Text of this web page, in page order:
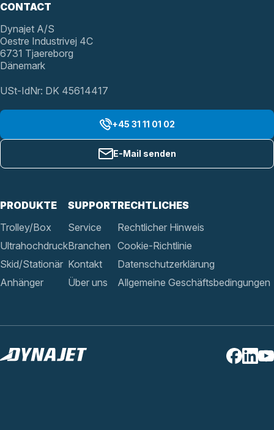
PRODUKTE
Trolley/Box
Ultrahochdruck
Skid/Stationär
Anhänger
SUPPORT
Service
Branchen
Kontakt
Über uns
RECHTLICHES
Rechtlicher Hinweis
Cookie-Richtlinie
Datenschutzerklärung
Allgemeine Geschäftsbedingungen
CONTACT
Dynajet A/S
Oestre Industrivej 4C
6731 Tjaereborg
Dänemark
USt-IdNr: DK 45614417
+45 31 11 01 02
E-Mail senden